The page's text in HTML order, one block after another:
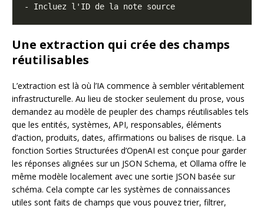
Une extraction qui crée des champs
réutilisables
L’extraction est là où l’IA commence à sembler véritablement
infrastructurelle. Au lieu de stocker seulement du prose, vous
demandez au modèle de peupler des champs réutilisables tels
que les entités, systèmes, API, responsables, éléments
d’action, produits, dates, affirmations ou balises de risque. La
fonction Sorties Structurées d’OpenAI est conçue pour garder
les réponses alignées sur un JSON Schema, et Ollama offre le
même modèle localement avec une sortie JSON basée sur
schéma. Cela compte car les systèmes de connaissances
utiles sont faits de champs que vous pouvez trier, filtrer,